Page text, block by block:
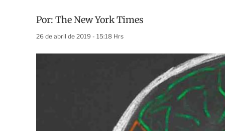
Por: The New York Times
26 de abril de 2019 - 15:18 Hrs